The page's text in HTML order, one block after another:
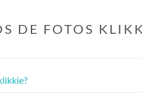
DE FOTOS